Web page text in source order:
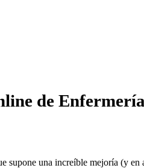
de
supone una increíble mejoría (y en